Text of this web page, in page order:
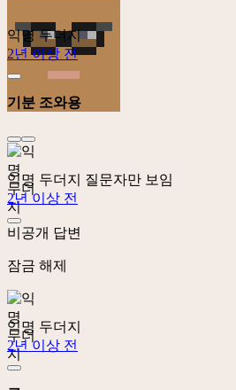
익명 두더지
2년 이상 전
기분 조와용
익명 두더지
질문자만 보임
2년 이상 전
비공개 답변
잠금 해제
익명 두더지
2년 이상 전